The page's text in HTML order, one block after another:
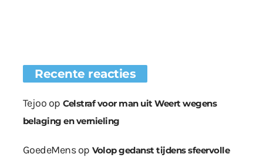
Recente reacties
Tejoo op Celstraf voor man uit Weert wegens
belaging en vernieling
GoedeMensop Volop gedanst tijdens sfeervolle